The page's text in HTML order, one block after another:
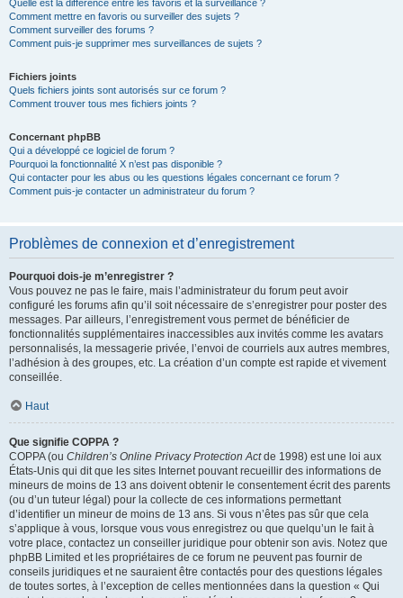
Quelle est la différence entre les favoris et la surveillance ?
Comment mettre en favoris ou surveiller des sujets ?
Comment surveiller des forums ?
Comment puis-je supprimer mes surveillances de sujets ?
Fichiers joints
Quels fichiers joints sont autorisés sur ce forum ?
Comment trouver tous mes fichiers joints ?
Concernant phpBB
Qui a développé ce logiciel de forum ?
Pourquoi la fonctionnalité X n’est pas disponible ?
Qui contacter pour les abus ou les questions légales concernant ce forum ?
Comment puis-je contacter un administrateur du forum ?
Problèmes de connexion et d’enregistrement
Pourquoi dois-je m’enregistrer ?
Vous pouvez ne pas le faire, mais l’administrateur du forum peut avoir
configuré les forums afin qu’il soit nécessaire de s’enregistrer pour poster des
messages. Par ailleurs, l’enregistrement vous permet de bénéficier de
fonctionnalités supplémentaires inaccessibles aux invités comme les avatars
personnalisés, la messagerie privée, l’envoi de courriels aux autres membres,
l’adhésion à des groupes, etc. La création d’un compte est rapide et vivement
conseillée.
Haut
Que signifie COPPA ?
COPPA (ou Children’s Online Privacy Protection Actde 1998) est une loi aux
États-Unis qui dit que les sites Internet pouvant recueillir des informations de
mineurs de moins de 13 ans doivent obtenir le consentement écrit des parents
(ou d’un tuteur légal) pour la collecte de ces informations permettant
d’identifier un mineur de moins de 13 ans. Si vous n’êtes pas sûr que cela
s’applique à vous, lorsque vous vous enregistrez ou que quelqu’un le fait à
votre place, contactez un conseiller juridique pour obtenir son avis. Notez que
phpBB Limited et les propriétaires de ce forum ne peuvent pas fournir de
conseils juridiques et ne sauraient être contactés pour des questions légales
de toutes sortes, à l’exception de celles mentionnées dans la question « Qui